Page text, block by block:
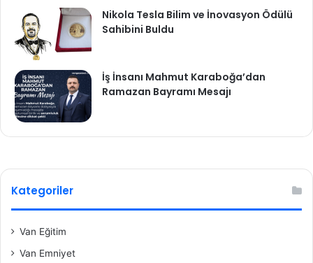
Nikola Tesla Bilim ve İnovasyon Ödülü
Sahibini Buldu
İş İnsanı Mahmut Karaboğa’dan
Ramazan Bayramı Mesajı
Kategoriler
Van Eğitim
Van Emniyet